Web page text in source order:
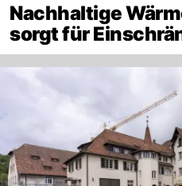
Nachhaltige
sorgt für